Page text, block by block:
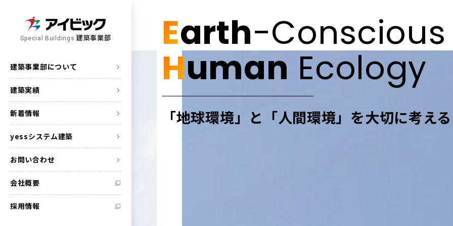
Special Buildings 建築事業部
建築事業部について
建築実績
新着情報
yessシステム建築
お問い合わせ
会社概要
採用情報
Earth-Conscious
Human Ecology
「地球環境」と「人間環境」を大切に考える